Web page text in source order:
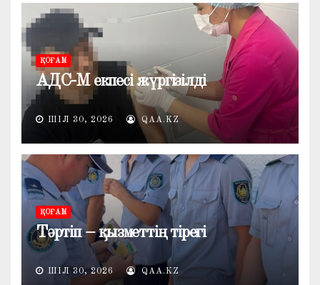
ҚОҒАМ
АДС-М екпесі жүргізілді
ШІЛ 30, 2026 QAA.KZ
ҚОҒАМ
Тәртіп – қызметтің тірегі
ШІЛ 30, 2026 QAA.KZ